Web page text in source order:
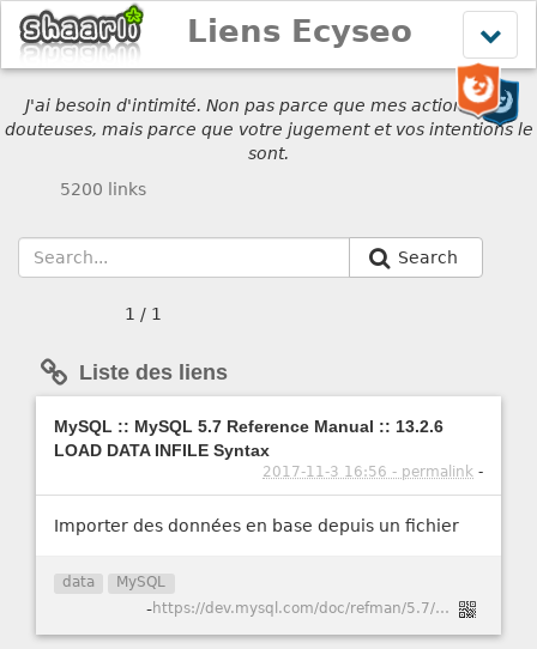
le
menu
Liens Ecyseo
J'ai besoin d'intimité. Non pas parce que mes actions sont
douteuses, mais parce que votre jugement et vos intentions le
sont.
5200 links
Search
1 / 1
Liste des liens
MySQL :: MySQL 5.7 Reference Manual :: 13.2.6
LOAD DATA INFILE Syntax
2017-11-3 16:56 - permalink -
Importer des données en base depuis un fichier
data MySQL
- https://dev.mysql.com/doc/refman/5.7/en/load-data.html